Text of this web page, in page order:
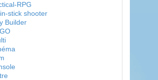
RPG
stick shooter
Builder